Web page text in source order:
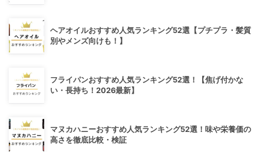
ヘアオイルおすすめ人気ランキング52選【プチプラ・髪質
別やメンズ向けも！】
フライパンおすすめ人気ランキング52選！【焦げ付かな
い・長持ち！2026最新】
マヌカハニーおすすめ人気ランキング52選！味や栄養価の
高さを徹底比較・検証